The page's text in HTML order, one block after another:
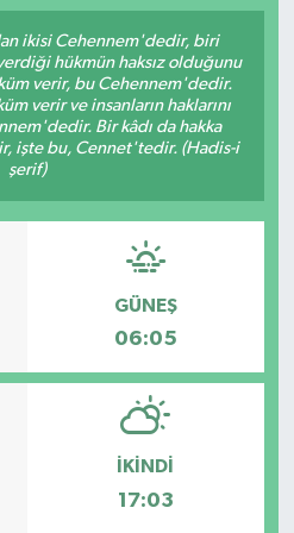
ikisi Cehennem'dedir, biri
hükmün haksız olduğunu
verir, bu Cehennem'dedir.
verir ve insanların haklarını
Bir kâdı da hakka
işte bu, Cennet'tedir. (Hadis-i
şerif)
GÜNEŞ
06:05
İKINDI
17:03